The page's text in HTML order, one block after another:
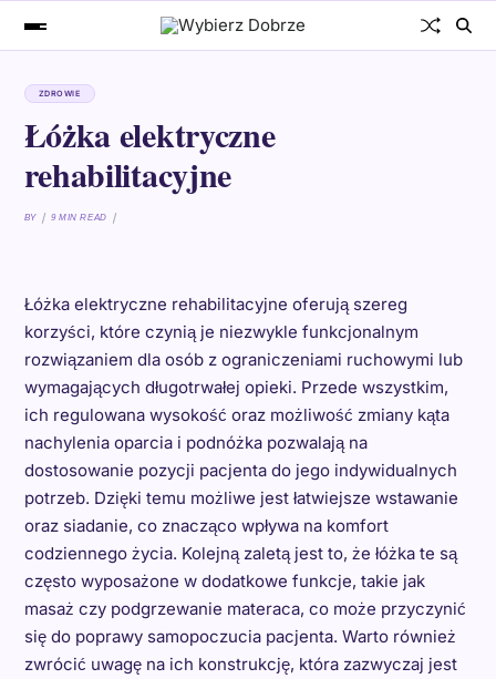
ZDROWIE
Łóżka elektryczne
rehabilitacyjne
BY 9 MIN READ
Łóżka elektryczne rehabilitacyjne oferują szereg
korzyści, które czynią je niezwykle funkcjonalnym
rozwiązaniem dla osób z ograniczeniami ruchowymi lub
wymagających długotrwałej opieki. Przede wszystkim,
ich regulowana wysokość oraz możliwość zmiany kąta
nachylenia oparcia i podnóżka pozwalają na
dostosowanie pozycji pacjenta do jego indywidualnych
potrzeb. Dzięki temu możliwe jest łatwiejsze wstawanie
oraz siadanie, co znacząco wpływa na komfort
codziennego życia. Kolejną zaletą jest to, że łóżka te są
często wyposażone w dodatkowe funkcje, takie jak
masaż czy podgrzewanie materaca, co może przyczynić
się do poprawy samopoczucia pacjenta. Warto również
zwrócić uwagę na ich konstrukcję, która zazwyczaj jest